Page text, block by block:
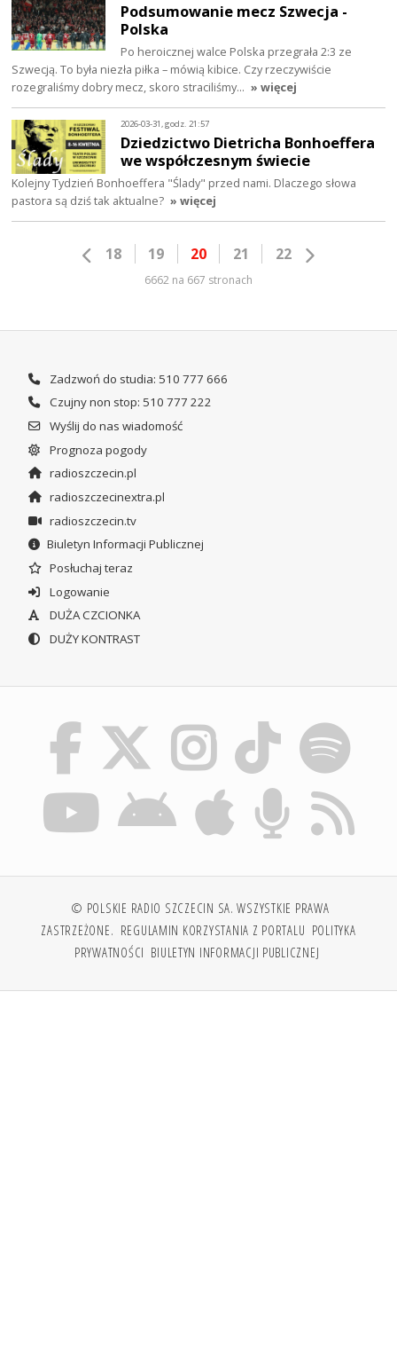
Podsumowanie mecz Szwecja -
Polska
Po heroicznej walce Polska przegrała 2:3 ze
Szwecją. To była niezła piłka – mówią kibice. Czy rzeczywiście
rozegraliśmy dobry mecz, skoro straciliśmy… » więcej
2026-03-31, godz. 21:57
Dziedzictwo Dietricha Bonhoeffera
we współczesnym świecie
Kolejny Tydzień Bonhoeffera "Ślady" przed nami. Dlaczego słowa
pastora są dziś tak aktualne? » więcej
18 19 20 21 22
6662 na 667 stronach
Zadzwoń do studia: 510 777 666
Czujny non stop: 510 777 222
Wyślij do nas wiadomość
Prognoza pogody
radioszczecin.pl
radioszczecinextra.pl
radioszczecin.tv
Biuletyn Informacji Publicznej
Posłuchaj teraz
Logowanie
DUŻA CZCIONKA
DUŻY KONTRAST
© POLSKIE RADIO SZCZECIN SA. WSZYSTKIE PRAWA
ZASTRZEŻONE. REGULAMIN KORZYSTANIA Z PORTALU POLITYKA
PRYWATNOŚCI BIULETYN INFORMACJI PUBLICZNEJ